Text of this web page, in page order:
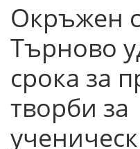
Окръжен
Търново
срока за
творби за